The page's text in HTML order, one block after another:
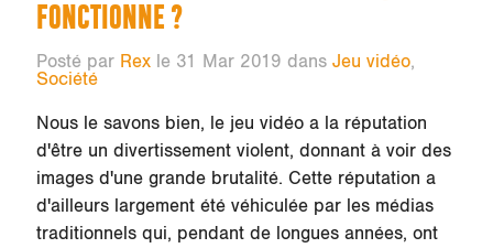
FONCTIONNE ?
Posté par Rexle 31 Mar 2019 dans Jeu vidéo,
Société
Nous le savons bien, le jeu vidéo a la réputation
d'être un divertissement violent, donnant à voir des
images d'une grande brutalité. Cette réputation a
d'ailleurs largement été véhiculée par les médias
traditionnels qui, pendant de longues années, ont